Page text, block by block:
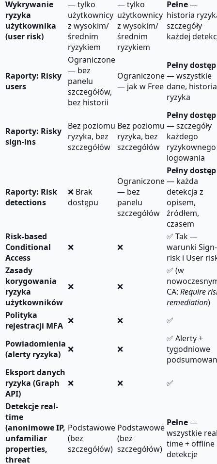
Wykrywanie
ryzyka
użytkownika
(user risk)
— tylko
użytkownicy
z wysokim/
średnim
ryzykiem
— tylko
użytkownicy
z wysokim/
średnim
ryzykiem
Pełne—
historia
szczegóły
każdej
Raporty: Risky
users
Ograniczone
— bez
panelu
szczegółów,
bez historii
Ograniczone
— jak w Free
Pełny dostęp
— wszystkie
dane, historia
ryzyka
Raporty: Risky
sign-ins
Bez poziomu
ryzyka, bez
szczegółów
Bez poziomu
ryzyka, bez
szczegółów
Pełny dostęp
— szczegóły
każdego
ryzykownego
logowania
Raporty: Risk
detections
❌ Brak
dostępu
Ograniczone
— bez
panelu
szczegółów
Pełny dostęp
— każda
detekcja z
opisem,
źródłem,
czasem
Risk-based
Conditional
Access
❌ ❌
✅ Tak —
warunki
risk i User
Zasady
korygowania
ryzyka
użytkowników
❌ ❌
✅ (w
CA: Require
remediation)
Polityka
rejestracji MFA ❌ ❌ ✅
Powiadomienia
(alerty ryzyka)
❌ ❌
✅ Alerty +
tygodniowe
Eksport danych
ryzyka (Graph
API)
❌ ❌ ✅
Detekcje real-
time
(anonimowe IP,
unfamiliar
properties,
threat
Podstawowe
(bez
szczegółów)
Podstawowe
(bez
szczegółów)
Pełne—
wszystkie
time + offline
detekcje